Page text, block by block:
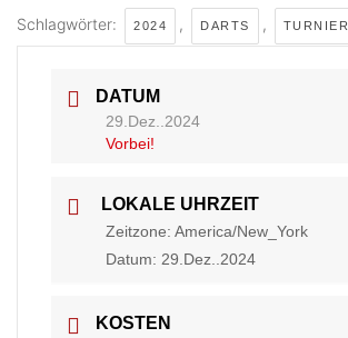
Schlagwörter: 2024 , DARTS , TURNIER
DATUM
29.Dez..2024
Vorbei!
LOKALE UHRZEIT
Zeitzone: America/New_York
Datum: 29.Dez..2024
KOSTEN